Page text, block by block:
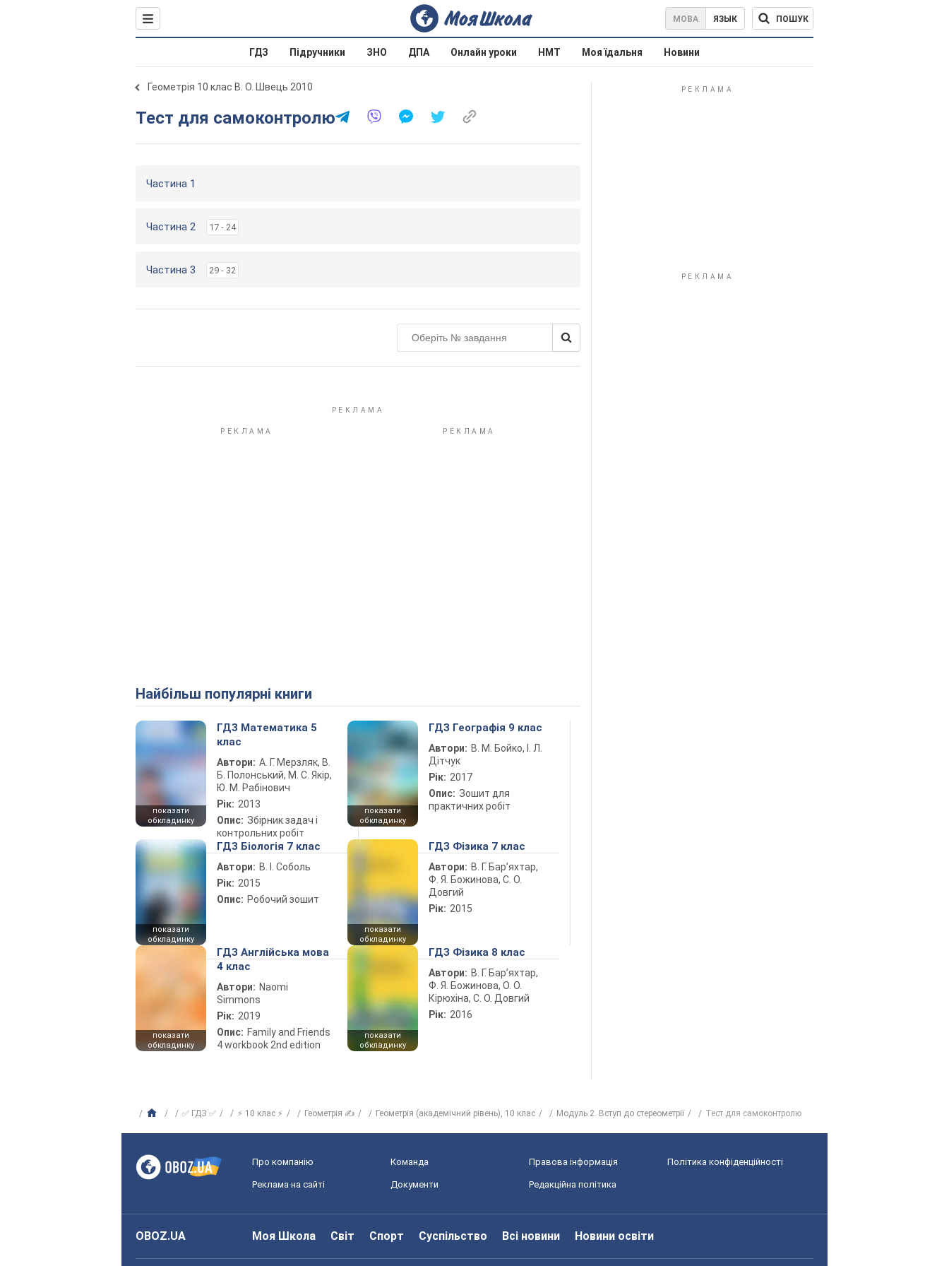
МОВА ЯЗЫК ПОШУК
ГДЗ Підручники ЗНО ДПА Онлайн уроки НМТ Моя їдальня Новини
Геометрія 10 клас В. О. Швець 2010
Тест для самоконтролю
Частина 1
Частина 2 17 - 24
Частина 3 29 - 32
Найбільш популярні книги
показати
обкладинку
ГДЗ Математика 5
клас
Автори: А. Г. Мерзляк, В.
Б. Полонський, М. С. Якір,
Ю. М. Рабінович
Рік: 2013
Опис: Збірник задач і
контрольних робіт
показати
обкладинку
ГДЗ Географія 9 клас
Автори: В. М. Бойко, І. Л.
Дітчук
Рік: 2017
Опис: Зошит для
практичних робіт
показати
обкладинку
ГДЗ Біологія 7 клас
Автори: В. І. Соболь
Рік: 2015
Опис: Робочий зошит
показати
обкладинку
ГДЗ Фізика 7 клас
Автори: В. Г. Бар’яхтар,
Ф. Я. Божинова, С. О.
Довгий
Рік: 2015
показати
обкладинку
ГДЗ Англійська мова
4 клас
Автори: Naomi
Simmons
Рік: 2019
Опис: Family and Friends
4 workbook 2nd edition
показати
обкладинку
ГДЗ Фізика 8 клас
Автори: В. Г. Бар’яхтар,
Ф. Я. Божинова, О. О.
Кірюхіна, С. О. Довгий
Рік: 2016
✅ ГДЗ ✅ ⚡ 10 клас ⚡ Геометрія ✍ Геометрія (академічний рівень), 10 клас Модуль 2. Вступ до стереометрії Тест для самоконтролю
Про компанію Команда Правова інформація Політика конфіденційності
Реклама на сайті Документи Редакційна політика
OBOZ.UA Моя Школа Світ Спорт Суспільство Всі новини Новини освіти